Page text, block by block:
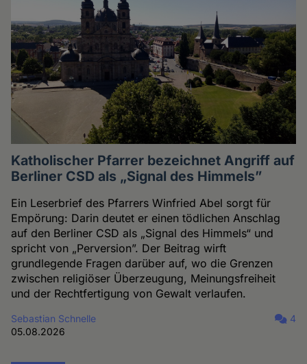
Katholischer Pfarrer bezeichnet Angriff auf
Berliner CSD als „Signal des Himmels”
Ein Leserbrief des Pfarrers Winfried Abel sorgt für
Empörung: Darin deutet er einen tödlichen Anschlag
auf den Berliner CSD als „Signal des Himmels“ und
spricht von „Perversion”. Der Beitrag wirft
grundlegende Fragen darüber auf, wo die Grenzen
zwischen religiöser Überzeugung, Meinungsfreiheit
und der Rechtfertigung von Gewalt verlaufen.
Sebastian Schnelle
05.08.2026
4